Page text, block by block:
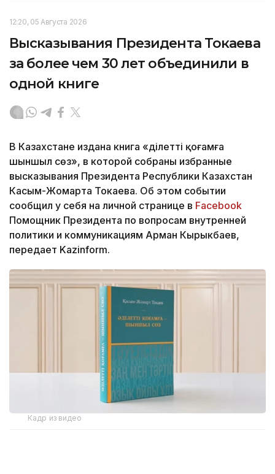
12:20, 05 Августа 2026
Высказывания Президента Токаева
за более чем 30 лет объединили в
одной книге
В Казахстане издана книга «Әділетті қоғамға
шыншыл сөз», в которой собраны избранные
высказывания Президента Республики Казахстан
Касым-Жомарта Токаева. Об этом событии
сообщил у себя на личной странице в Facebook
Помощник Президента по вопросам внутренней
политики и коммуникациям Арман Кырыкбаев,
передает Kazinform.
Кадр из видео